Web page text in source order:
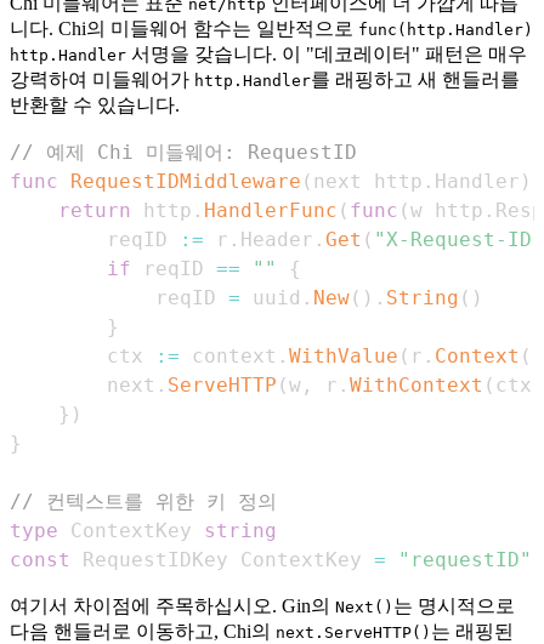
net/http
니다. Chi의 미들웨어 함수는 일반적으로 func(http.Handler)
http.Handler 서명을 갖습니다. 이 "데코레이터" 패턴은 매우
강력하여 미들웨어가 http.Handler를 래핑하고 새 핸들러를
반환할 수 있습니다.
// 예제 Chi 미들웨어: RequestID
func
RequestIDMiddleware ( next http . Handler )
return
http . HandlerFunc ( func (w http .
        reqID
:= r . Header . Get ( "X-Request-ID"
if reqID == ""
{
            reqID
= uuid . New( ) . String ( )
}
        ctx
:= context . WithValue ( r . Context (
        next
. ServeHTTP (w , r . WithContext ( ctx
} )
}
// 컨텍스트를 위한 키 정의
type ContextKey string
const
RequestIDKey ContextKey = "requestID"
여기서 차이점에 주목하십시오. Gin의 Next() 는 명시적으로
다음 핸들러로 이동하고, Chi의 next.ServeHTTP() 는 래핑된